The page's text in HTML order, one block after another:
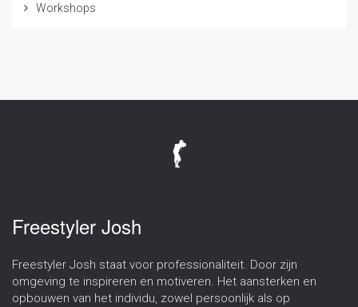
Workshops
Freestyler Josh
Freestyler Josh staat voor professionaliteit. Door zijn
omgeving te inspireren en motiveren. Het aansterken en
opbouwen van het individu, zowel persoonlijk als op